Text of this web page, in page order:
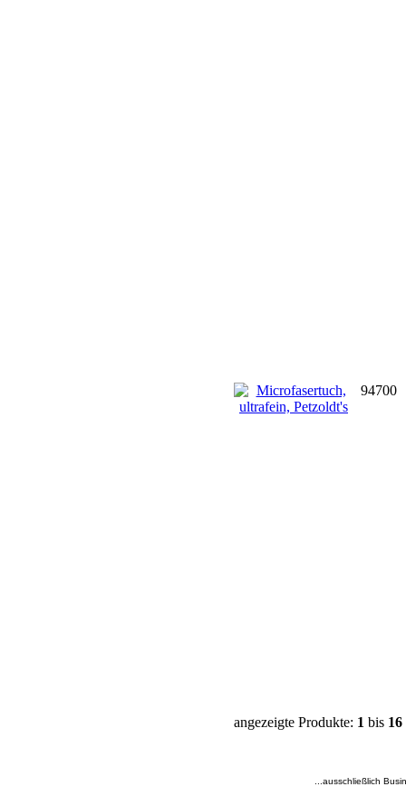
94700
angezeigte Produkte: 1 bis 16
...ausschließlich